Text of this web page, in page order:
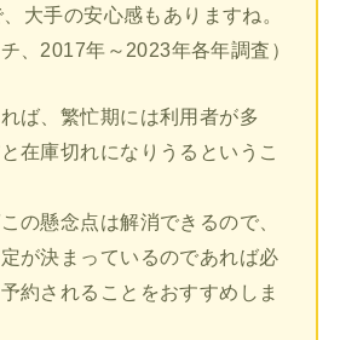
大手の安心感もありますね。
、2017年～2023年各年調査）
ば、繁忙期には利用者が多
在庫切れになりうるというこ
の懸念点は解消できるので、
が決まっているのであれば必
約されることをおすすめしま